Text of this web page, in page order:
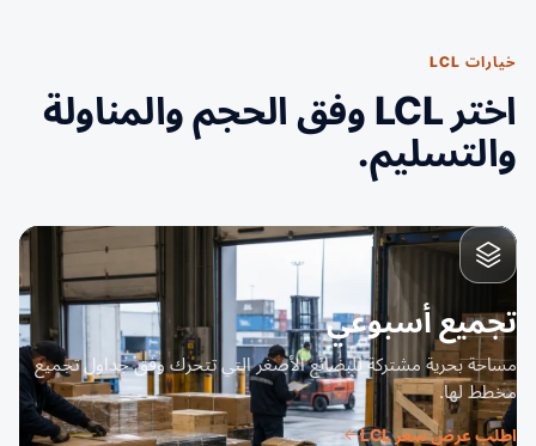
خيارات LCL
اختر LCL وفق الحجم والمناولة
والتسليم.
تجميع أسبوعي
مساحة بحرية مشتركة للبضائع الأصغر التي تتحرك وفق جداول تجميع
مخطط لها.
اطلب عرض سعر LCL